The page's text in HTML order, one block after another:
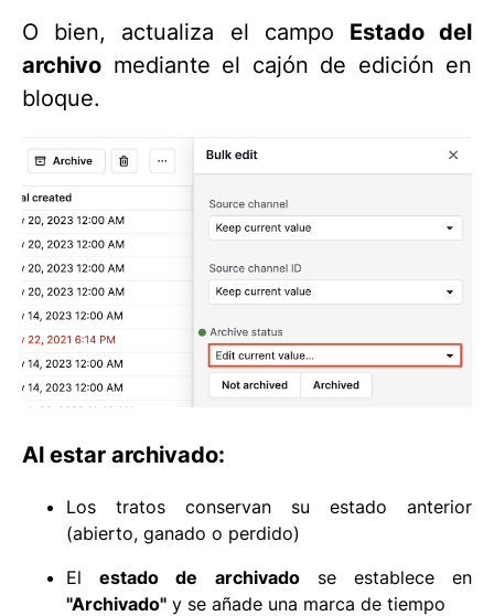
O bien, actualiza el campo Estado del
archivo mediante el cajón de edición en
bloque.
Al estar archivado:
Los tratos conservan su estado anterior
(abierto, ganado o perdido)
Elestado de archivadose establece en
"Archivado" y se añade una marca de tiempo